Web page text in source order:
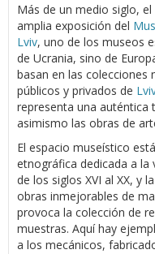
Más de un medio siglo,
amplia exposición del
Lviv, uno de los museos
de Ucrania, sino de
basan en las colecciones
públicos y privados de
representa una auténtica
asimismo las obras de
El espacio museístico
etnográfica dedicada a la
de los siglos XVI al XX, y
obras inmejorables de
provoca la colección de
muestras. Aquí hay
a los mecánicos,